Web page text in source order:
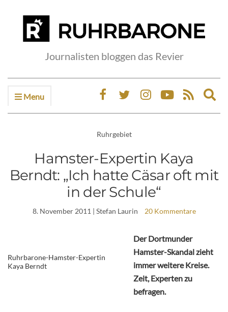
Journalisten bloggen das Revier
Menu
Ruhrgebiet
Hamster-Expertin Kaya
Berndt: „Ich hatte Cäsar oft mit
in der Schule“
8. November 2011 | Stefan Laurin 20 Kommentare
Ruhrbarone-Hamster-Expertin
Kaya Berndt
Der Dortmunder
Hamster-Skandal zieht
immer weitere Kreise.
Zeit, Experten zu
befragen.